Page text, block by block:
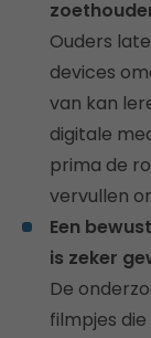
Ouders
devices
van kan
digitale
prima de
vervullen
Een
is zeker
De
filmpjes